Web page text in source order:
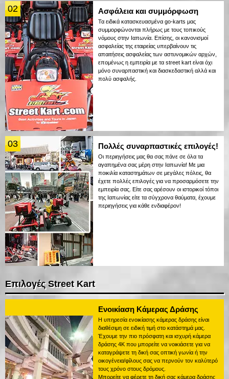
02 Ασφάλεια και συμμόρφωση
Τα ειδικά κατασκευασμένα go-karts μας
συμμορφώνονται πλήρως με τους τοπικούς
νόμους στην Ιαπωνία. Επίσης, οι κανονισμοί
ασφαλείας της εταιρείας υπερβαίνουν τις
απαιτήσεις ασφαλείας των αστυνομικών αρχών,
επομένως η εμπειρία με τα street kart είναι όχι
μόνο συναρπαστική και διασκεδαστική αλλά και
πολύ ασφαλής.
03 Πολλές συναρπαστικές επιλογές!
Οι περιηγήσεις μας θα σας πάνε σε όλα τα
αγαπημένα σας μέρη στην Ιαπωνία! Με μια
ποικιλία καταστημάτων σε μεγάλες πόλεις, θα
έχετε πολλές επιλογές για να προσαρμόσετε την
εμπειρία σας. Είτε σας αρέσουν οι ιστορικοί τόποι
της Ιαπωνίας είτε τα σύγχρονα θαύματα, έχουμε
περιηγήσεις για κάθε ενδιαφέρον!
Επιλογές Street Kart
Ενοικίαση Κάμερας Δράσης
Η υπηρεσία ενοικίασης κάμερας δράσης είναι
διαθέσιμη σε ειδική τιμή στο κατάστημά μας.
Έχουμε την πιο πρόσφατη και ισχυρή κάμερα
δράσης 4K που μπορείτε να νοικιάσετε για να
καταγράψετε τη δική σας οπτική γωνία ή την
οικογένεια/φίλους σας να περνούν τον καλύτερό
τους χρόνο στους δρόμους.
Μπορείτε να φέρετε τη δική σας κάμερα δράσης